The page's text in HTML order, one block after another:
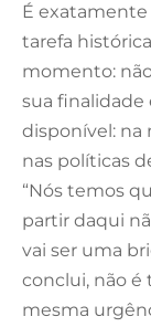
É exatamente
tarefa
momento:
sua finalidade
disponível: na
nas políticas
“Nós temos
partir daqui
vai ser uma
conclui, não é
mesma